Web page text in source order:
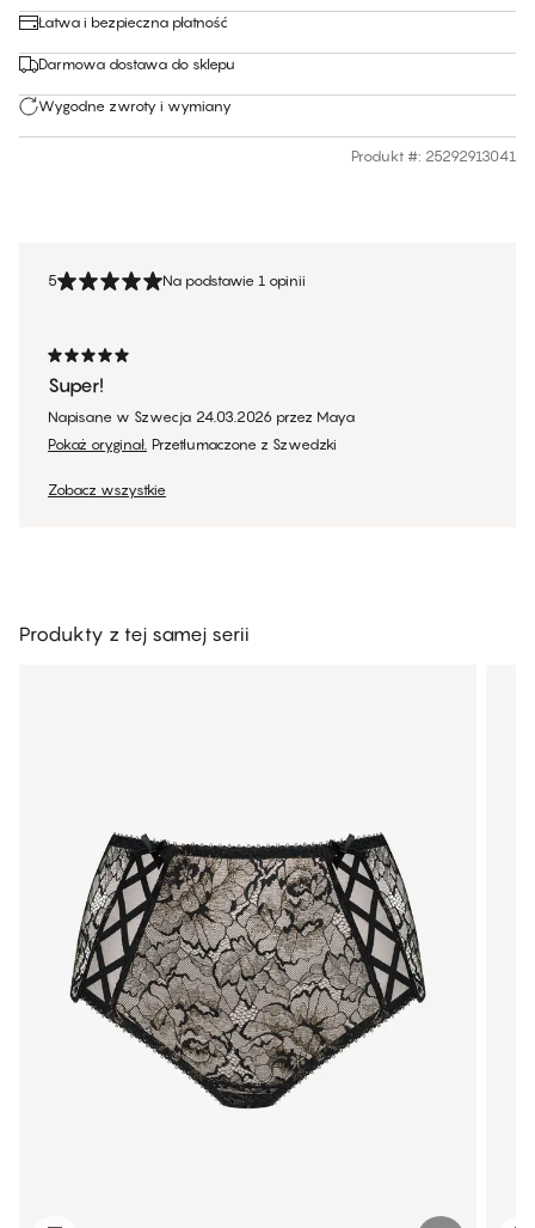
Łatwa i bezpieczna płatność
Darmowa dostawa do sklepu
Wygodne zwroty i wymiany
Produkt #: 25292913041
5 Na podstawie 1 opinii
Super!
Napisane w Szwecja 24.03.2026 przez Maya
Pokaż oryginał. Przetłumaczone z Szwedzki
Zobacz wszystkie
Produkty z tej samej serii